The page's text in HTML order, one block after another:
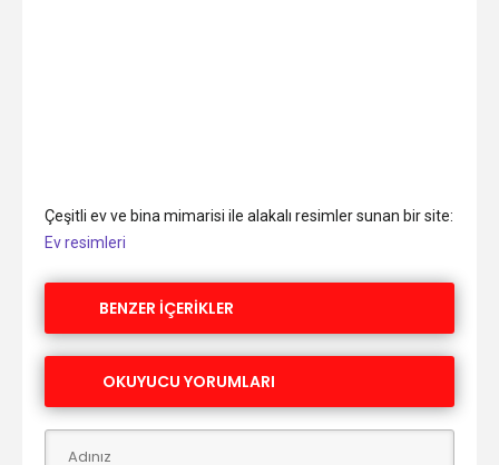
Çeşitli ev ve bina mimarisi ile alakalı resimler sunan bir site:
Ev resimleri
BENZER İÇERİKLER
OKUYUCU YORUMLARI